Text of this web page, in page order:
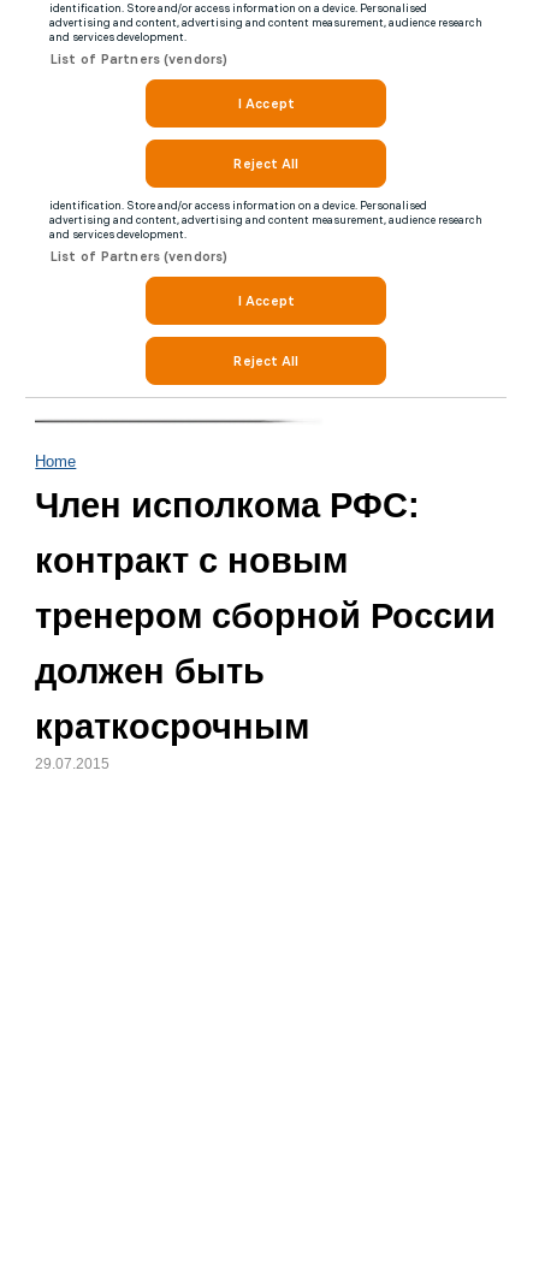
Home
Член исполкома РФС:
контракт с новым
тренером сборной России
должен быть
краткосрочным
29.07.2015